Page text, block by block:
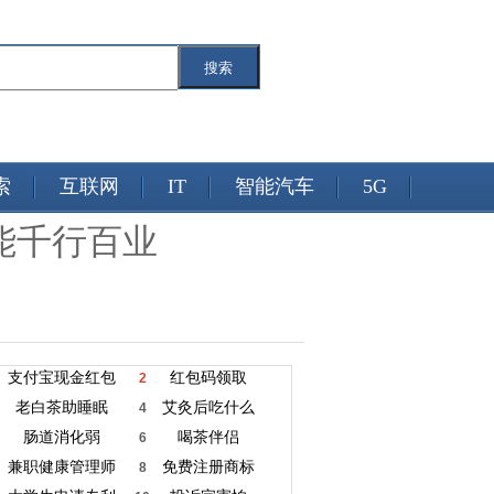
搜索
互联网 IT 智能汽车 5G
千行百业